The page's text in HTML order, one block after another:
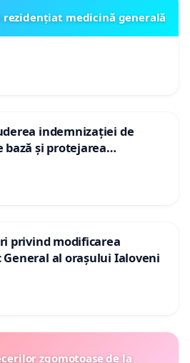
medicină generală
indemnizației de
și protejarea
pentru asistenții
privind modificarea
al orașului Ialoveni
zgomotoase de la